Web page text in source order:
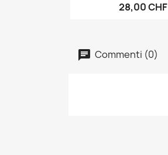
28,00 CHF
Commenti (0)